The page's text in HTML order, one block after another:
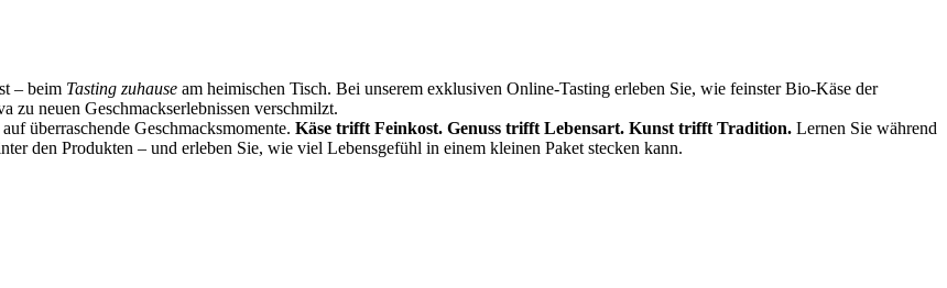
– beim Tasting zuhause am heimischen Tisch. Bei unserem exklusiven Online-Tasting erleben Sie, wie feinster Bio-Käse der
neuen Geschmackserlebnissen verschmilzt.
überraschende Geschmacksmomente. Käse trifft Feinkost. Genuss trifft Lebensart. Kunst trifft Tradition. Lernen Sie während
den Produkten – und erleben Sie, wie viel Lebensgefühl in einem kleinen Paket stecken kann.